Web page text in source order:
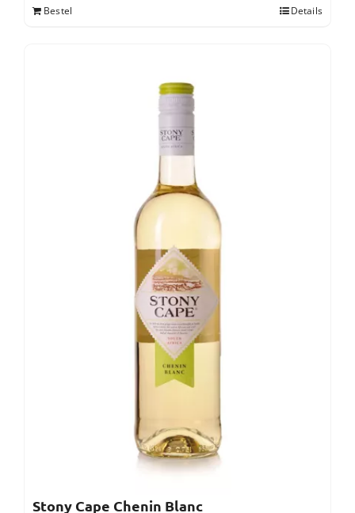
Bestel Details
Stony Cape Chenin Blanc